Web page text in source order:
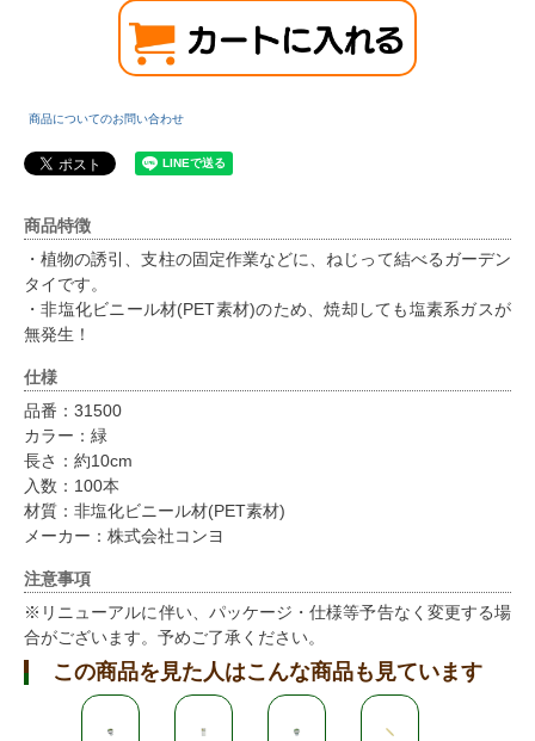
商品についてのお問い合わせ
商品特徴
・植物の誘引、支柱の固定作業などに、ねじって結べるガーデン
タイです。
・非塩化ビニール材(PET素材)のため、焼却しても塩素系ガスが
無発生！
仕様
品番：31500
カラー：緑
長さ：約10cm
入数：100本
材質：非塩化ビニール材(PET素材)
メーカー：株式会社コンヨ
注意事項
※リニューアルに伴い、パッケージ・仕様等予告なく変更する場
合がございます。予めご了承ください。
この商品を見た人はこんな商品も見ています